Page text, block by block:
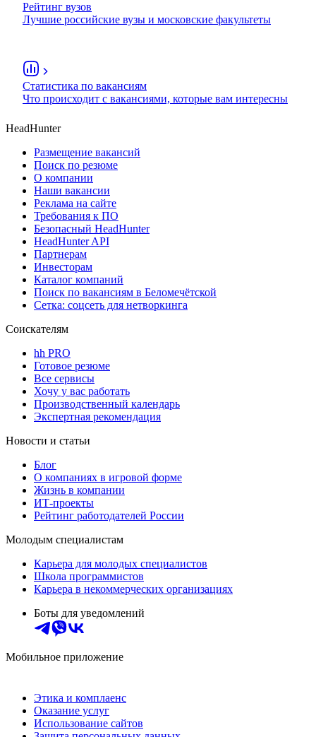
Рейтинг вузов
Лучшие российские вузы и московские факультеты
Статистика по вакансиям
Что происходит с вакансиями, которые вам интересны
HeadHunter
Размещение вакансий
Поиск по резюме
О компании
Наши вакансии
Реклама на сайте
Требования к ПО
Безопасный HeadHunter
HeadHunter API
Партнерам
Инвесторам
Каталог компаний
Поиск по вакансиям в Беломечётской
Сетка: соцсеть для нетворкинга
Соискателям
hh PRO
Готовое резюме
Все сервисы
Хочу у вас работать
Производственный календарь
Экспертная рекомендация
Новости и статьи
Блог
О компаниях в игровой форме
Жизнь в компании
ИТ-проекты
Рейтинг работодателей России
Молодым специалистам
Карьера для молодых специалистов
Школа программистов
Карьера в некоммерческих организациях
Боты для уведомлений
Мобильное приложение
Этика и комплаенс
Оказание услуг
Использование сайтов